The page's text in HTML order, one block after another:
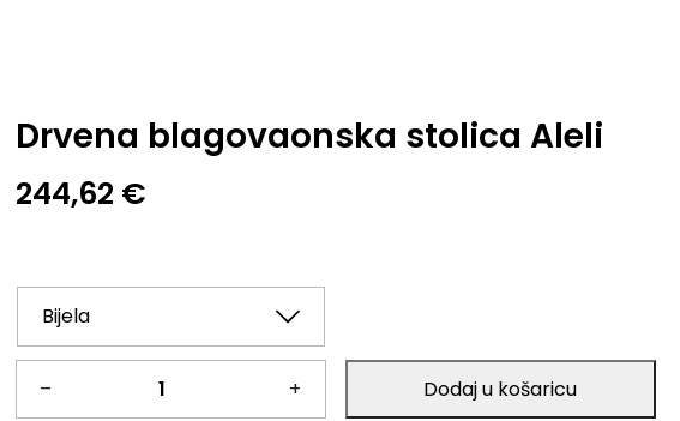
Drvena blagovaonska stolica Aleli
244,62 €
–
Drvena
+ Dodaj u košaricu